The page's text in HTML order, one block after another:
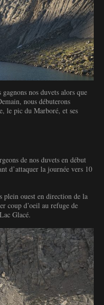
nos duvets alors que
nous débuterons
le pic du Marboré, et ses
de nos duvets en début
d’attaquer la journée vers 10
plein ouest en direction de la
coup d’oeil au refuge de
Glacé.